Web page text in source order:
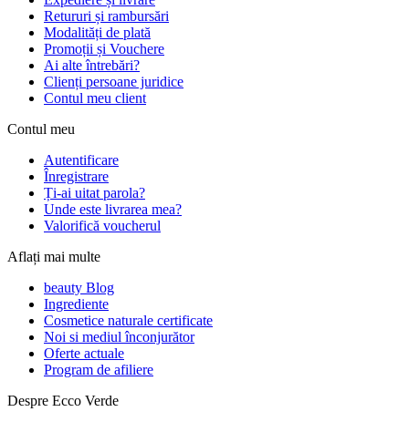
Retururi și rambursări
Modalități de plată
Promoții și Vouchere
Ai alte întrebări?
Clienți persoane juridice
Contul meu client
Contul meu
Autentificare
Înregistrare
Ți-ai uitat parola?
Unde este livrarea mea?
Valorifică voucherul
Aflați mai multe
beauty Blog
Ingrediente
Cosmetice naturale certificate
Noi si mediul înconjurător
Oferte actuale
Program de afiliere
Despre Ecco Verde